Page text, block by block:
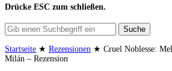
Drücke ESC zum schließen.
Suche
Startseite ★ Rezensionen ★ Cruel Noblesse:
Milán – Rezension